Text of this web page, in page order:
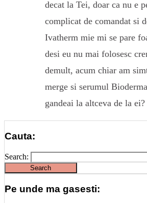
decat la Tei, doar ca nu e
complicat de comandat si
Ivatherm mie mi se pare
desi eu nu mai folosesc
demult, acum chiar am
merge si serumul
gandeai la altceva de la ei?
Cauta:
Search:
Pe unde ma gasesti: